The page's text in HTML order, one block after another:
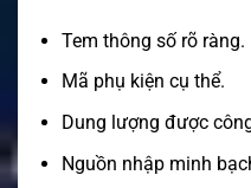
Tem thông số rõ ràng.
Mã phụ kiện cụ thể.
Dung lượng được
Nguồn nhập minh